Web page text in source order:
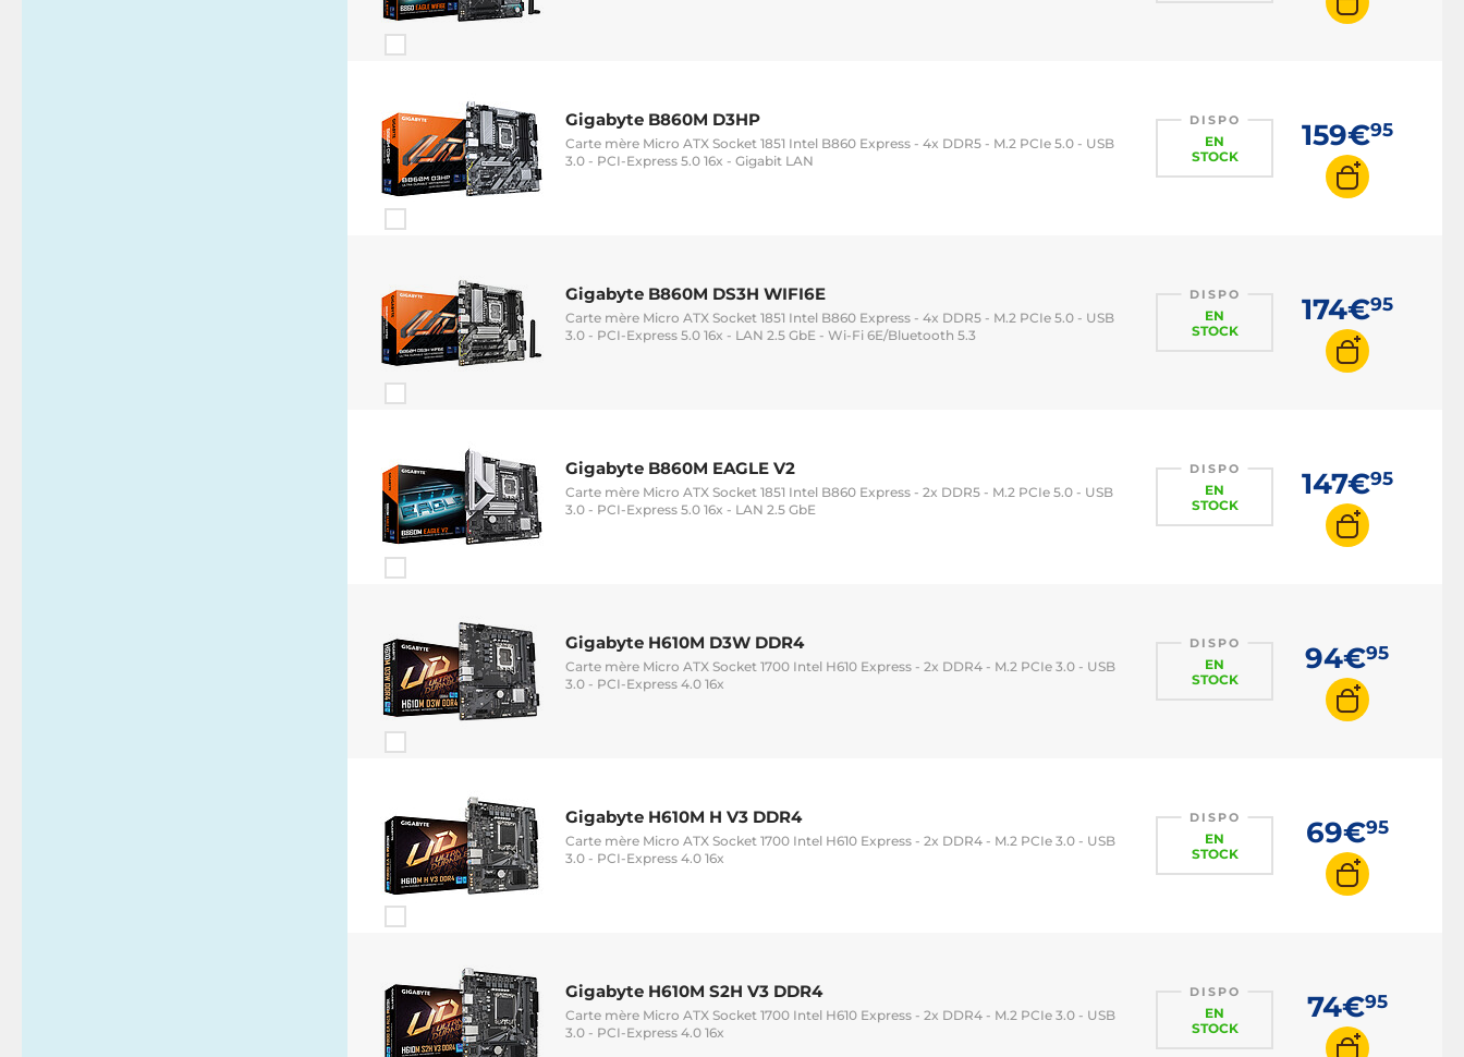
Gigabyte B860M D3HP
Carte mère Micro ATX Socket 1851 Intel B860 Express - 4x DDR5 - M.2 PCIe 5.0 - USB
3.0 - PCI-Express 5.0 16x - Gigabit LAN
DISPO
EN
STOCK
159€95
Gigabyte B860M DS3H WIFI6E
Carte mère Micro ATX Socket 1851 Intel B860 Express - 4x DDR5 - M.2 PCIe 5.0 - USB
3.0 - PCI-Express 5.0 16x - LAN 2.5 GbE - Wi-Fi 6E/Bluetooth 5.3
DISPO
EN
STOCK
174€95
Gigabyte B860M EAGLE V2
Carte mère Micro ATX Socket 1851 Intel B860 Express - 2x DDR5 - M.2 PCIe 5.0 - USB
3.0 - PCI-Express 5.0 16x - LAN 2.5 GbE
DISPO
EN
STOCK
147€95
Gigabyte H610M D3W DDR4
Carte mère Micro ATX Socket 1700 Intel H610 Express - 2x DDR4 - M.2 PCIe 3.0 - USB
3.0 - PCI-Express 4.0 16x
DISPO
EN
STOCK
94€95
Gigabyte H610M H V3 DDR4
Carte mère Micro ATX Socket 1700 Intel H610 Express - 2x DDR4 - M.2 PCIe 3.0 - USB
3.0 - PCI-Express 4.0 16x
DISPO
EN
STOCK
69€95
Gigabyte H610M S2H V3 DDR4
Carte mère Micro ATX Socket 1700 Intel H610 Express - 2x DDR4 - M.2 PCIe 3.0 - USB
3.0 - PCI-Express 4.0 16x
DISPO
EN
STOCK
74€95